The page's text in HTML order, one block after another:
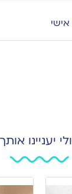
יעניינו אותך